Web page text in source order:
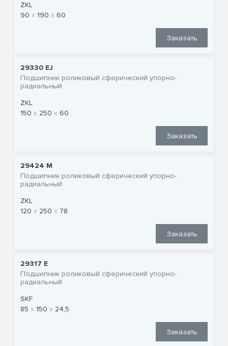
ZKL
90
190 60
Заказать
29330 EJ
Подшипник роликовый сферический упорно-
радиальный
ZKL
150
250 60
Заказать
29424 M
Подшипник роликовый сферический упорно-
радиальный
ZKL
120
250 78
Заказать
29317 E
Подшипник роликовый сферический упорно-
радиальный
SKF
85
150 24,5
Заказать